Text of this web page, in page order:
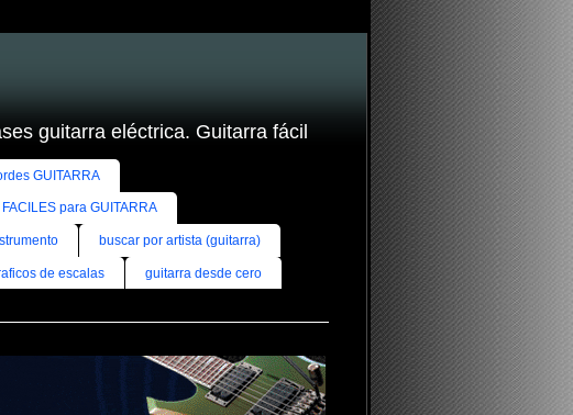
guitarra eléctrica. Guitarra fácil
GUITARRA
para GUITARRA
buscar por artista (guitarra)
de escalas guitarra desde cero